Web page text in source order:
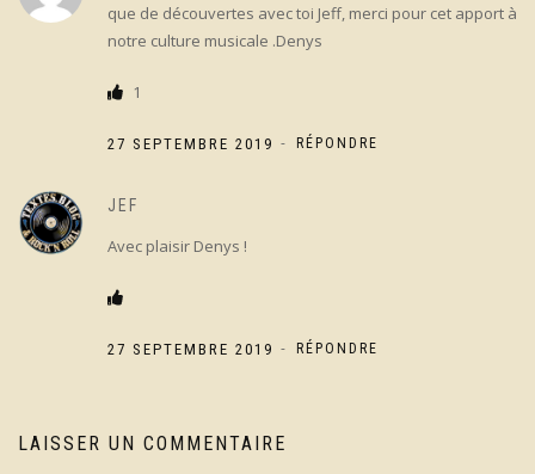
que de découvertes avec toi Jeff, merci pour cet apport à
notre culture musicale .Denys
1
27 SEPTEMBRE 2019 - RÉPONDRE
JEF
Avec plaisir Denys !
27 SEPTEMBRE 2019 - RÉPONDRE
LAISSER UN COMMENTAIRE